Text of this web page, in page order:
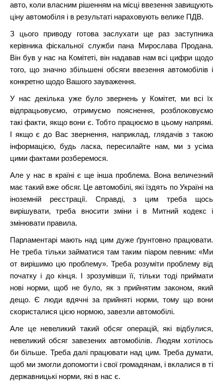
авто, коли власним рішенням на місці ввезення завищують
ціну автомобіля і в результаті нараховують велике ПДВ.
З цього приводу готова заслухати ще раз заступника
керівника фіскальної служби пана Мирослава Продана.
Він був у нас на Комітеті, він надавав нам всі цифри щодо
того, що значно збільшені обсяги ввезення автомобілів і
конкретно щодо Вашого зауваження.
У нас декілька уже було звернень у Комітет, ми всі їх
відпрацьовуємо, отримуємо пояснення, розблоковуємо
такі факти, якщо вони є. Тобто працюємо в цьому напрямі.
І якщо є до Вас звернення, наприклад, глядачів з такою
інформацією, будь ласка, пересилайте нам, ми з усіма
цими фактами розберемося.
Але у нас в країні є ще інша проблема. Вона величезний
має такий вже обсяг. Це автомобілі, які їздять по Україні на
іноземній реєстрації. Справді, з цим треба щось
вирішувати, треба вносити зміни і в Митний кодекс і
змінювати правила.
Парламентарі мають над цим дуже ґрунтовно працювати.
Не треба тільки займатися там таким піаром певним: «Ми
от вирішимо цю проблему». Треба розуміти проблему від
початку і до кінця. І зрозумівши її, тільки тоді приймати
нові норми, щоб не було, як з прийнятим законом, який
дещо. Є люди вдячні за прийняті норми, тому що вони
скористалися цією нормою, завезли автомобілі.
Але це невеликий такий обсяг операцій, які відбулися,
невеликий обсяг завезених автомобілів. Людям хотілось
би більше. Треба далі працювати над цим. Треба думати,
щоб ми змогли допомогти і свої громадянам, і вклалися в ті
державницькі норми, які в нас є.